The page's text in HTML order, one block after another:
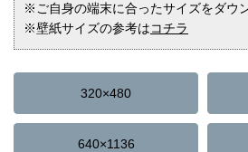
※ご自身の端末に合ったサイズをダウ
※壁紙サイズの参考はコチラ
320×480
640×1136